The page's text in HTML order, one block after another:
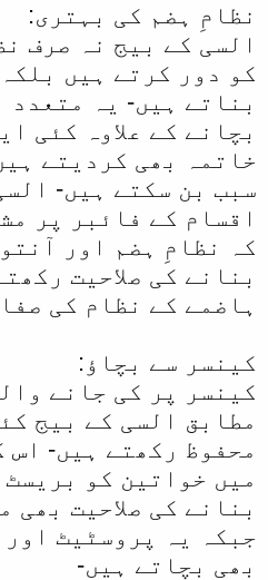
نظامِ ہضم کی بہتری:
السی کے بیج نہ صرف
کو دور کرتے ہیں
بناتے ہیں- یہ متعدد
بچانے کے علاوہ کئی
خاتمہ بھی کردیتے
سبب بن سکتے ہیں-
اقسام کے فائبر پر
کہ نظامِ ہضم اور
بنانے کی صلاحیت
ہاضمے کے نظام کی
کینسر سے بچاؤ:
کینسر پر کی جانے
مطابق السی کے بیج
محفوظ رکھتے ہیں- اس
میں خواتین کو
بنانے کی صلاحیت بھی
جبکہ یہ پروسٹیٹ
بھی بچاتے ہیں-